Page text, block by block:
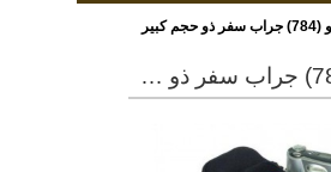
كبير
ترافل بلو (784) جراب سفر ذو حجم كبير